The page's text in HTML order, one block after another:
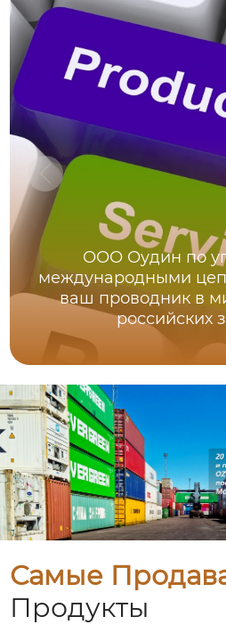
ООО Оудин по
международными
ваш проводник в
российских
Самые
Продукты